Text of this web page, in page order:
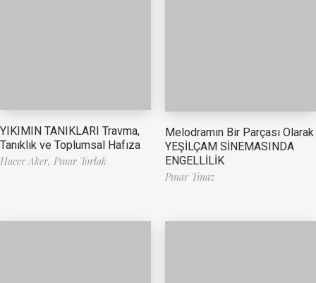
YIKIMIN TANIKLARI Travma,
Tanıklık ve Toplumsal Hafıza
Hacer Aker, Pınar Torlak
Melodramın Bir Parçası Olarak
YEŞİLÇAM SİNEMASINDA
ENGELLİLİK
Pınar Tınaz